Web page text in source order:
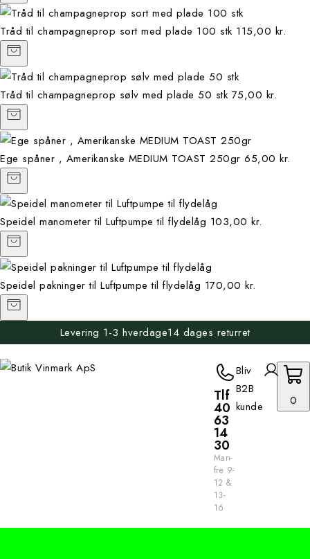
Tråd til champagneprop sort med plade 100 stk 115,00 kr.
Tråd til champagneprop sølv med plade 50 stk 75,00 kr.
Ege spåner , Amerikanske MEDIUM TOAST 250gr 65,00 kr.
Speidel manometer til Luftpumpe til flydelåg 103,00 kr.
Speidel pakninger til Luftpumpe til flydelåg 170,00 kr.
Levering 1-3 hverdage14 dages returret
Tlf
40
63
14
30
Man-
fre 9-
12 &
13-
16
Bliv
B2B
kunde
0